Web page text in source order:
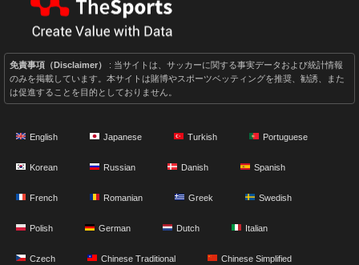
免責事項（Disclaimer）
: 当サイトは、サッカーに関する事実データおよび統計情報
のみを掲載しています。本サイトは賭博やスポーツベッティングを推奨、勧誘、また
は促進することを目的としておりません。
English Japanese Turkish Portuguese
Korean Russian Danish Spanish
French Romanian Greek Swedish
Polish German Dutch Italian
Czech Chinese Traditional Chinese Simplified